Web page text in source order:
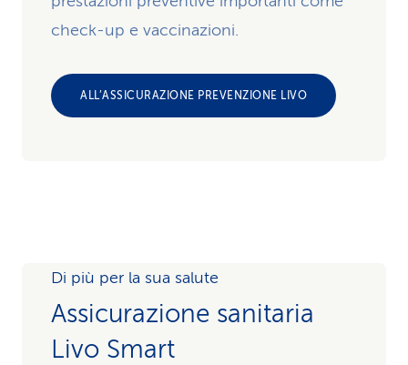
check-up e vaccinazioni.
ALL’ASSICURAZIONE PREVENZIONE LIVO
Di più per la sua salute
Assicurazione sanitaria
Livo Smart